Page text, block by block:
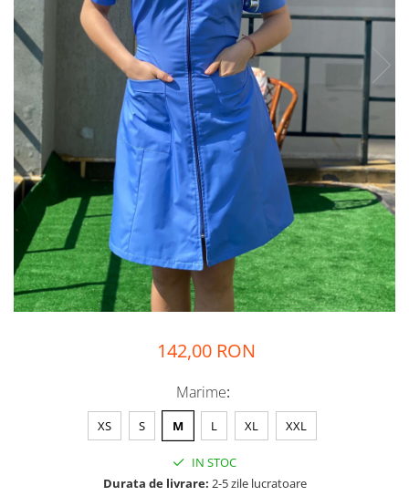
142,00 RON
Marime:
XS S M L XL XXL
IN STOC
Durata de livrare: 2-5 zile lucratoare